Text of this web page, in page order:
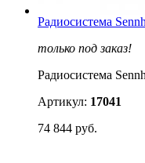
Радиосистема
только под заказ!
Радиосистема
Артикул: 17041
74 844 руб.